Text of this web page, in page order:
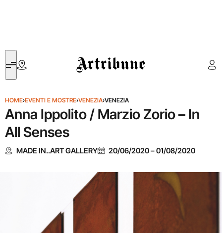
Artribune
HOME›EVENTI E MOSTRE›VENEZIA›VENEZIA
Anna Ippolito / Marzio Zorio – In
All Senses
MADE IN..ART GALLERY 20/06/2020–01/08/2020